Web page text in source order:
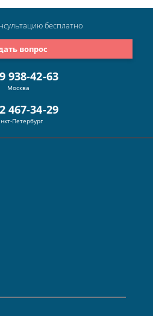
938-42-63
Москва
467-34-29
Петербург
вопрос
бесплатно